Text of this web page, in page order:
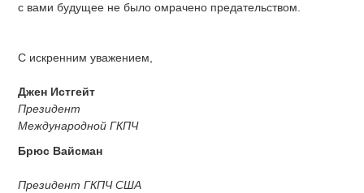
с вами будущее не было омрачено предательством.
С искренним уважением,
Джен Истгейт
Президент
Международной ГКПЧ
Брюс Вайсман
Президент ГКПЧ США